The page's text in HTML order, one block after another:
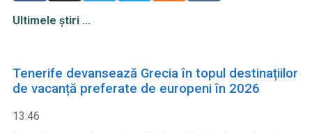
Ultimele știri ...
Tenerife devansează Grecia în topul destinațiilor
de vacanță preferate de europeni în 2026
13:46